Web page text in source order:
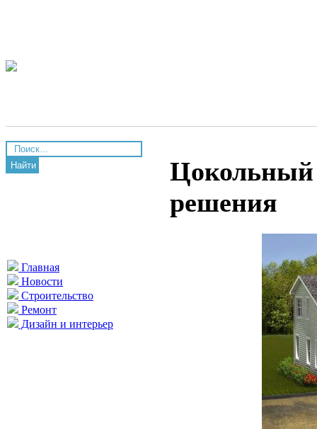
Найти
Главная
Новости
Строительство
Ремонт
Дизайн и интерьер
Цокольный
решения